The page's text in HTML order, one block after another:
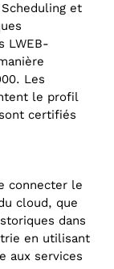
et
LWEB-
Les
le profil
certifiés
connecter le
cloud, que
dans
en utilisant
aux services